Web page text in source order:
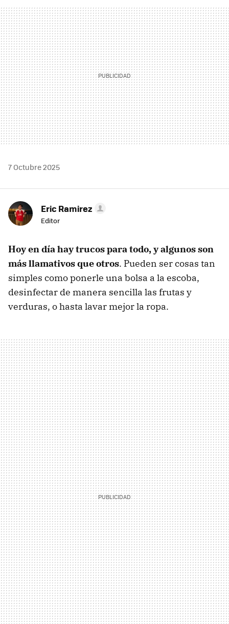
MAIL
7 Octubre 2025
Eric Ramirez
Editor
Hoy en día haytrucospara todo, y algunos son
más llamativos que otros. Pueden ser cosas tan
simples como ponerle una bolsa a la escoba,
desinfectar de manera sencilla las frutas y
verduras, o hasta lavar mejor la ropa.